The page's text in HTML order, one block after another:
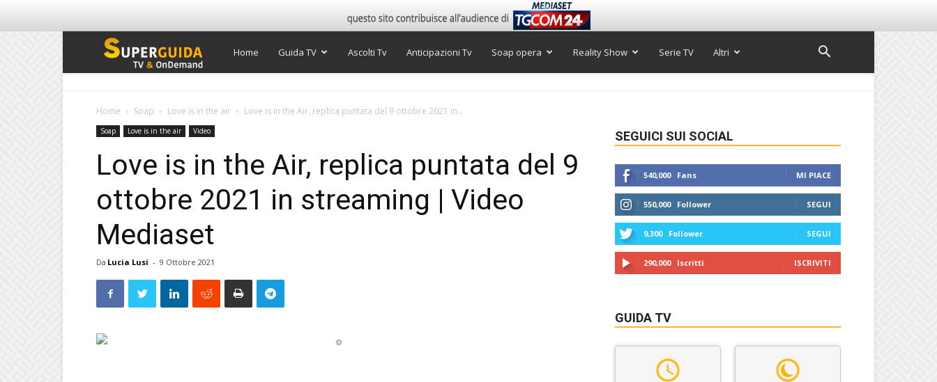
Super
Home Guida TV Ascolti Tv Anticipazioni Tv Soap opera Reality Show Serie TV Altri
Home Soap Love is in the air Love is in the Air, replica puntata del 9 ottobre 2021 in...
Soap Love is in the air Video
Love is in the Air, replica puntata del 9
ottobre 2021 in streaming | Video
Mediaset
Da Lucia Lusi - 9 Ottobre 2021
SEGUICI SUI SOCIAL
540,000 Fans MI PIACE
550,000 Follower SEGUI
9,300 Follower SEGUI
290,000 Iscritti ISCRIVITI
GUIDA TV